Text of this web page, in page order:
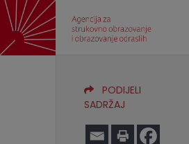
PODIJELI
SADRŽAJ